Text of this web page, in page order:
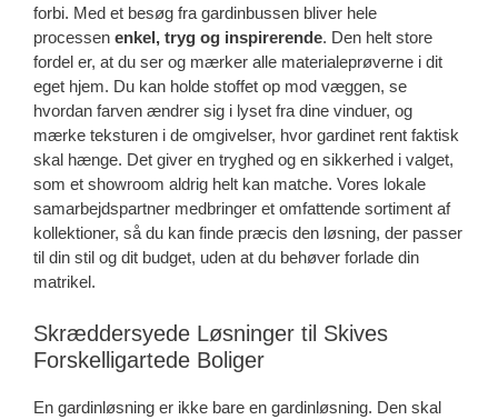
forbi. Med et besøg fra gardinbussen bliver hele
processen enkel, tryg og inspirerende. Den helt store
fordel er, at du ser og mærker alle materialeprøverne i dit
eget hjem. Du kan holde stoffet op mod væggen, se
hvordan farven ændrer sig i lyset fra dine vinduer, og
mærke teksturen i de omgivelser, hvor gardinet rent faktisk
skal hænge. Det giver en tryghed og en sikkerhed i valget,
som et showroom aldrig helt kan matche. Vores lokale
samarbejdspartner medbringer et omfattende sortiment af
kollektioner, så du kan finde præcis den løsning, der passer
til din stil og dit budget, uden at du behøver forlade din
matrikel.
Skræddersyede Løsninger til Skives
Forskelligartede Boliger
En gardinløsning er ikke bare en gardinløsning. Den skal